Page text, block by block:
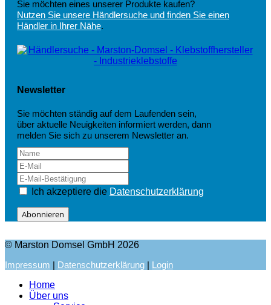
Sie möchten eines unserer Produkte kaufen?
Nutzen Sie unsere Händlersuche und finden Sie einen
Händler in Ihrer Nähe.
Newsletter
Sie möchten ständig auf dem Laufenden sein,
über aktuelle Neuigkeiten informiert werden, dann
melden Sie sich zu unserem Newsletter an.
Ich akzeptiere die Datenschutzerklärung
Abonnieren
© Marston Domsel GmbH 2026
Impressum | Datenschutzerklärung | Login
Home
Über uns